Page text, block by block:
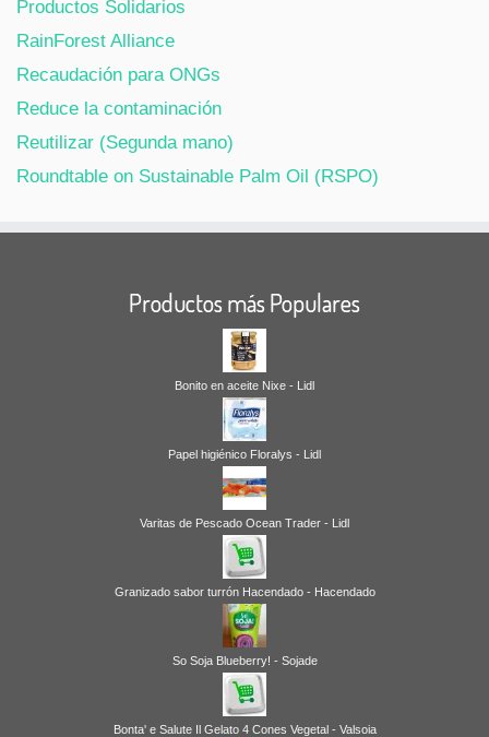
Productos Solidarios
RainForest Alliance
Recaudación para ONGs
Reduce la contaminación
Reutilizar (Segunda mano)
Roundtable on Sustainable Palm Oil (RSPO)
Productos más Populares
Bonito en aceite Nixe - Lidl
Papel higiénico Floralys - Lidl
Varitas de Pescado Ocean Trader - Lidl
Granizado sabor turrón Hacendado - Hacendado
So Soja Blueberry! - Sojade
Bonta' e Salute Il Gelato 4 Cones Vegetal - Valsoia